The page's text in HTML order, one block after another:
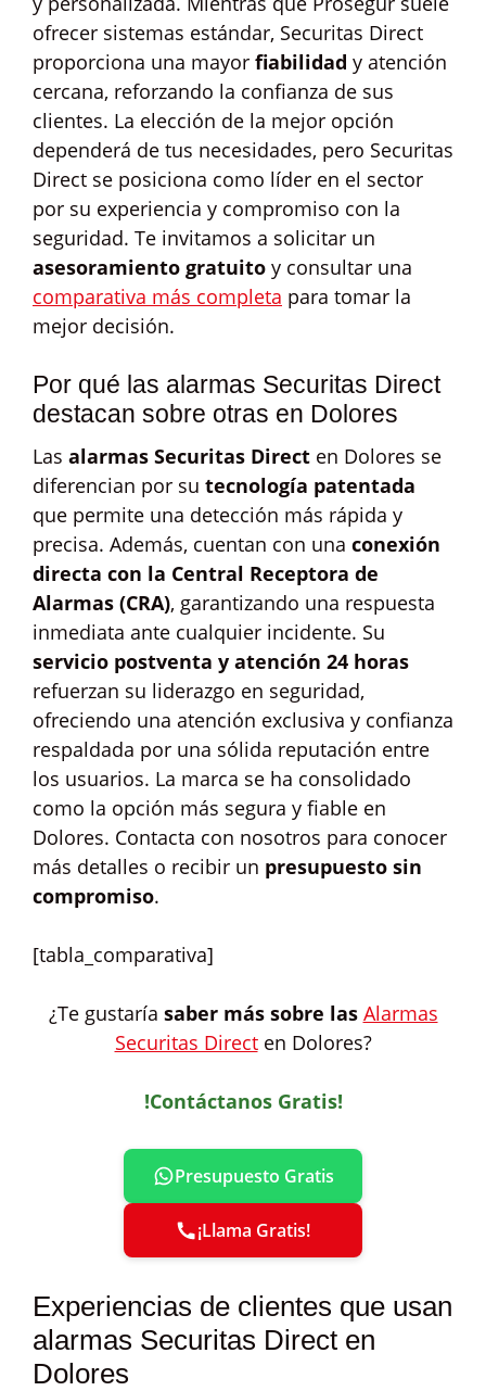
ofrecer sistemas estándar, Securitas Direct
proporciona una mayor fiabilidad y atención
cercana, reforzando la confianza de sus
clientes. La elección de la mejor opción
dependerá de tus necesidades, pero Securitas
Direct se posiciona como líder en el sector
por su experiencia y compromiso con la
seguridad. Te invitamos a solicitar un
asesoramiento gratuito y consultar una
comparativa más completa para tomar la
mejor decisión.
Por qué las alarmas Securitas Direct
destacan sobre otras en Dolores
Las alarmas Securitas Direct en Dolores se
diferencian por su tecnología patentada
que permite una detección más rápida y
precisa. Además, cuentan con una conexión
directa con la Central Receptora de
Alarmas (CRA), garantizando una respuesta
inmediata ante cualquier incidente. Su
servicio postventa y atención 24 horas
refuerzan su liderazgo en seguridad,
ofreciendo una atención exclusiva y confianza
respaldada por una sólida reputación entre
los usuarios. La marca se ha consolidado
como la opción más segura y fiable en
Dolores. Contacta con nosotros para conocer
más detalles o recibir un presupuesto sin
compromiso.
[tabla_comparativa]
¿Te gustaría saber más sobre las Alarmas
Securitas Directen Dolores?
!Contáctanos Gratis!
Presupuesto Gratis
¡Llama Gratis!
Experiencias de clientes que usan
alarmas Securitas Direct en
Dolores